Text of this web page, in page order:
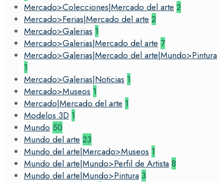
Mercado>Colecciones|Mercado del arte 2
Mercado>Ferias|Mercado del arte 2
Mercado>Galerias 1
Mercado>Galerias|Mercado del arte 7
Mercado>Galerias|Mercado del arte|Mundo>Pintura
1
Mercado>Galerias|Noticias 1
Mercado>Museos 1
Mercado|Mercado del arte 1
Modelos 3D 1
Mundo 50
Mundo del arte 23
Mundo del arte|Mercado>Museos 1
Mundo del arte|Mundo>Perfil de Artista 8
Mundo del arte|Mundo>Pintura 3